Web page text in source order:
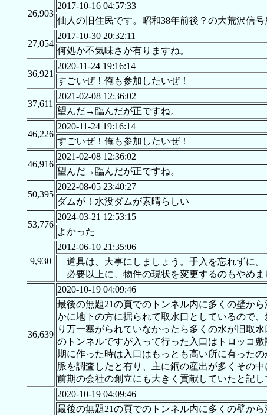
26,903
2017-10-16 04:57:33
仙人の旧住民です。昭和38年前後？の大荒沢信
27,054
2017-10-30 20:32:11
何処か不気味さが有りますね。
36,921
2020-11-24 19:16:14
すごいぜ！俺も参加したいぜ！
37,611
2021-02-08 12:36:02
望んだ→臨んだが正ですね。
46,226
2020-11-24 19:16:14
すごいぜ！俺も参加したいぜ！
46,916
2021-02-08 12:36:02
望んだ→臨んだが正ですね。
50,395
2022-08-05 23:40:27
ダムが！水没ダムが素晴らしい
53,776
2024-03-21 12:53:15
よかった
9,930
2012-06-10 21:35:06
道具は、大事にしましょう。手入を忘れずに。
必要以上に、物件の現状を変更するのもやめま
36,639
2020-10-19 04:09:46
最後の無題21の頁でのトンネル内に多くの壁か
かに地下の方に掘られて取水口としているので
り万一塞がられていなかったら多くの水が旧取
のトンネルですが入って行った入口はトロッコ
期に作った時は入口はもっとも高い所に有った
脈を調査したと有り、主に銅の産出が多くその
前期の会社の創立にも大きく貢献していたと記
2020-10-19 04:09:46
最後の無題21の頁でのトンネル内に多くの壁か